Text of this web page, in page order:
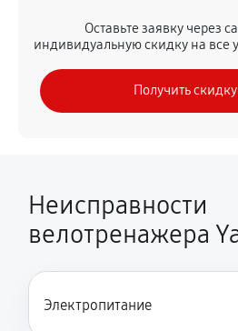
Замена подшипников
1620 руб 60
Замена подшипников
Замена педали
Ремонт отдельного
Оставьте заявку через
индивидуальную скидку на все
Получить
Неисправности
велотренажера
Электропитание